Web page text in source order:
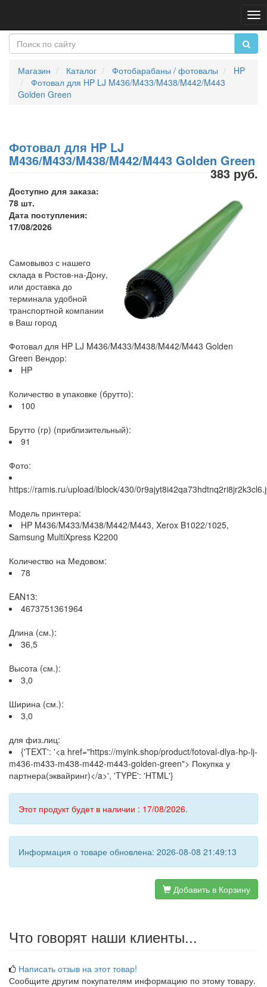
Магазин Каталог Фотобарабаны / фотовалы
HP
Фотовал для HP LJ M436/M433/M438/M442/M443
Golden Green
Фотовал для HP LJ
M436/M433/M438/M442/M443 Golden Green
383 руб.
Доступно для заказа:
78 шт.
Дата поступления:
17/08/2026
Самовывоз с нашего
склада в Ростов-на-Дону,
или доставка до
терминала удобной
транспортной компании
в Ваш город
Фотовал для HP LJ M436/M433/M438/M442/M443 Golden
Green Вендор:
HP
Количество в упаковке (брутто):
100
Брутто (гр) (приблизительный):
91
Фото:
https://ramis.ru/upload/iblock/430/
Модель принтера:
HP M436/M433/M438/M442/M443, Xerox B1022/1025,
Samsung MultiXpress K2200
Количество на Медовом:
78
EAN13:
4673751361964
Длина (см.):
36,5
Высота (см.):
3,0
Ширина (см.):
3,0
для физ.лиц:
{'TEXT': '<a href="https://myink.shop/product/fotoval-dlya-hp-lj-
m436-m433-m438-m442-m443-golden-green"> Покупка у
партнера(эквайринг)</a>', 'TYPE': 'HTML'}
Этот продукт будет в наличии : 17/08/2026.
Информация о товаре обновлена: 2026-08-08 21:49:13
Добавить в Корзину
Что говорят наши клиенты...
Написать отзыв на этот товар!
Сообщите другим покупателям информацию по этому товару.